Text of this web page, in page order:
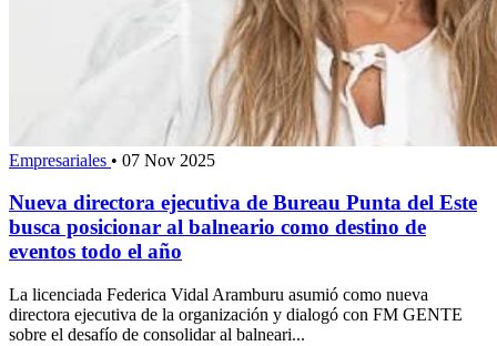
Empresariales • 07 Nov 2025
Nueva directora ejecutiva de Bureau Punta del Este
busca posicionar al balneario como destino de
eventos todo el año
La licenciada Federica Vidal Aramburu asumió como nueva
directora ejecutiva de la organización y dialogó con FM GENTE
sobre el desafío de consolidar al balneari...